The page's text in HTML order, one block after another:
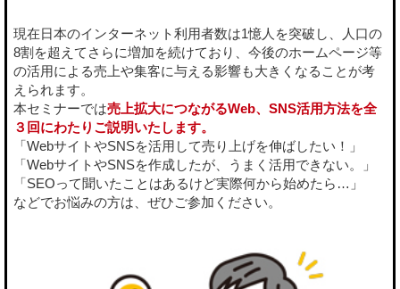
現在日本のインターネット利用者数は1憶人を突破し、人口の
8割を超えてさらに増加を続けており、今後のホームページ等
の活用による売上や集客に与える影響も大きくなることが考
えられます。
本セミナーでは売上拡大につながるWeb、SNS活用方法を全
３回にわたりご説明いたします。
「WebサイトやSNSを活用して売り上げを伸ばしたい！」
「WebサイトやSNSを作成したが、うまく活用できない。」
「SEOって聞いたことはあるけど実際何から始めたら…」
などでお悩みの方は、ぜひご参加ください。